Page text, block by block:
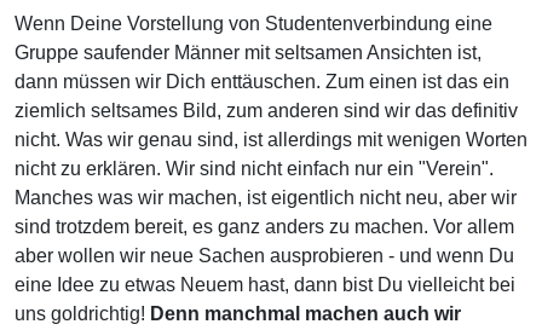
Wenn Deine Vorstellung von Studentenverbindung eine
Gruppe saufender Männer mit seltsamen Ansichten ist,
dann müssen wir Dich enttäuschen. Zum einen ist das ein
ziemlich seltsames Bild, zum anderen sind wir das definitiv
nicht. Was wir genau sind, ist allerdings mit wenigen Worten
nicht zu erklären. Wir sind nicht einfach nur ein "Verein".
Manches was wir machen, ist eigentlich nicht neu, aber wir
sind trotzdem bereit, es ganz anders zu machen. Vor allem
aber wollen wir neue Sachen ausprobieren - und wenn Du
eine Idee zu etwas Neuem hast, dann bist Du vielleicht bei
uns goldrichtig! Denn manchmal machen auch wir